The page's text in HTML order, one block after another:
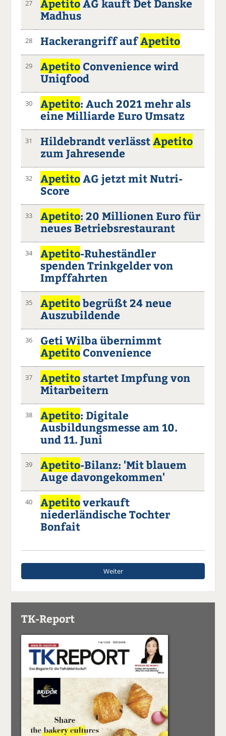
27 ApetitoAG kauft Det Danske
Madhus
28 Hackerangriff aufApetito
29 ApetitoConvenience wird
Uniqfood
30 Apetito: Auch 2021 mehr als
eine Milliarde Euro Umsatz
31 Hildebrandt verlässtApetito
zum Jahresende
32 ApetitoAG jetzt mit Nutri-
Score
33 Apetito: 20 Millionen Euro für
neues Betriebsrestaurant
34 Apetito-Ruheständler
spenden Trinkgelder von
Impffahrten
35 Apetitobegrüßt 24 neue
Auszubildende
36
Geti Wilba übernimmt
ApetitoConvenience
37 Apetitostartet Impfung von
Mitarbeitern
38 Apetito: Digitale
Ausbildungsmesse am 10.
und 11. Juni
39 Apetito-Bilanz: 'Mit blauem
Auge davongekommen'
40 Apetitoverkauft
niederländische Tochter
Bonfait
Weiter
TK-Report